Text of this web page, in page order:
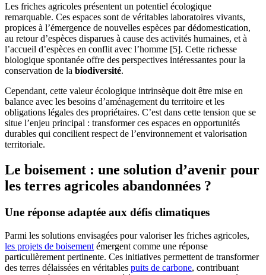
Les friches agricoles présentent un potentiel écologique
remarquable. Ces espaces sont de véritables laboratoires vivants,
propices à l’émergence de nouvelles espèces par dédomestication,
au retour d’espèces disparues à cause des activités humaines, et à
l’accueil d’espèces en conflit avec l’homme [5]. Cette richesse
biologique spontanée offre des perspectives intéressantes pour la
conservation de la biodiversité.
Cependant, cette valeur écologique intrinsèque doit être mise en
balance avec les besoins d’aménagement du territoire et les
obligations légales des propriétaires. C’est dans cette tension que se
situe l’enjeu principal : transformer ces espaces en opportunités
durables qui concilient respect de l’environnement et valorisation
territoriale.
Le boisement : une solution d’avenir pour
les terres agricoles abandonnées ?
Une réponse adaptée aux défis climatiques
Parmi les solutions envisagées pour valoriser les friches agricoles,
les projets de boisement émergent comme une réponse
particulièrement pertinente. Ces initiatives permettent de transformer
des terres délaissées en véritables puits de carbone, contribuant